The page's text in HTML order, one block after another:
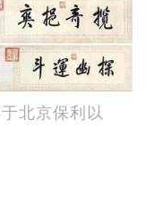
北京保利以